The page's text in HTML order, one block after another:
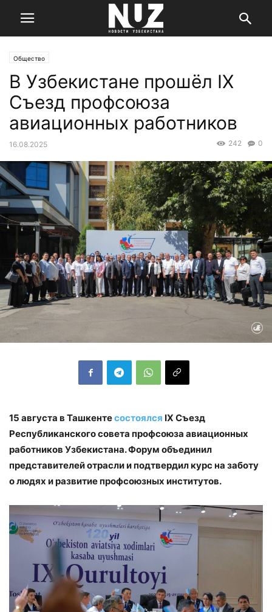
Общество
В Узбекистане прошёл IX
Съезд профсоюза
авиационных работников
16.08.2025 0
242
15 августа в Ташкентесостоялся IX Съезд
Республиканского совета профсоюза авиационных
работников Узбекистана. Форум объединил
представителей отрасли и подтвердил курс на заботу
о людях и развитие профсоюзных институтов.